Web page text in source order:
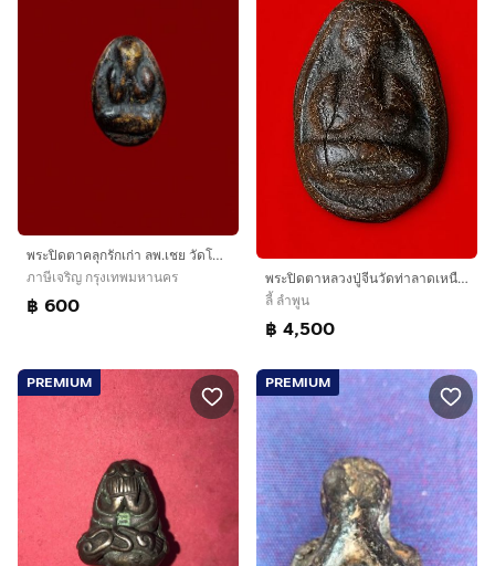
พระปิดตาคลุกรักเก่า ลพ.เชย วัดโพธิ์ทอง
ภาษีเจริญ กรุงเทพมหานคร
฿ 600
พระปิดตาหลวงปู่จีนวัดท่าลาดเหนือจังหวัดฉะเชิงเทรา
ลี้ ลำพูน
฿ 4,500
PREMIUM PREMIUM